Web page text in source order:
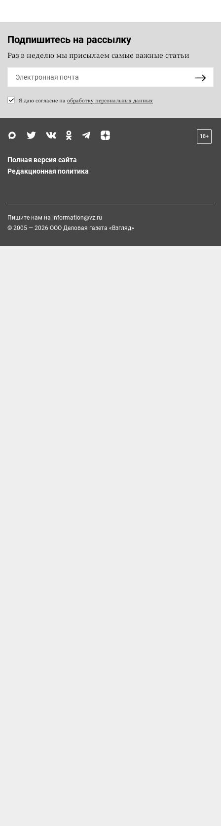
Подпишитесь на рассылку
Раз в неделю мы присылаем самые важные статьи
Я даю согласие на обработку персональных данных
18+
Полная версия сайта
Редакционная политика
Пишите нам на information@vz.ru
© 2005 — 2026 ООО Деловая газета «Взгляд»